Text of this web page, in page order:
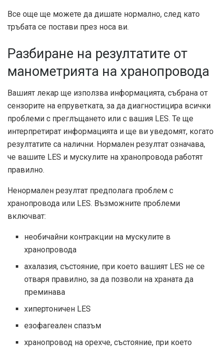
Все още ще можете да дишате нормално, след като
тръбата се постави през носа ви.
Разбиране на резултатите от
манометрията на хранопровода
Вашият лекар ще използва информацията, събрана от
сензорите на епруветката, за да диагностицира всички
проблеми с преглъщането или с вашия LES. Те ще
интерпретират информацията и ще ви уведомят, когато
резултатите са налични. Нормален резултат означава,
че вашите LES и мускулите на хранопровода работят
правилно.
Ненормален резултат предполага проблем с
хранопровода или LES. Възможните проблеми
включват:
необичайни контракции на мускулите в
хранопровода
ахалазия, състояние, при което вашият LES не се
отваря правилно, за да позволи на храната да
преминава
хипертоничен LES
езофагеален спазъм
хранопровод на орехче, състояние, при което